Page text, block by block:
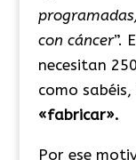
con cáncer”.
necesitan
como sabéis,
«fabricar».
Por ese